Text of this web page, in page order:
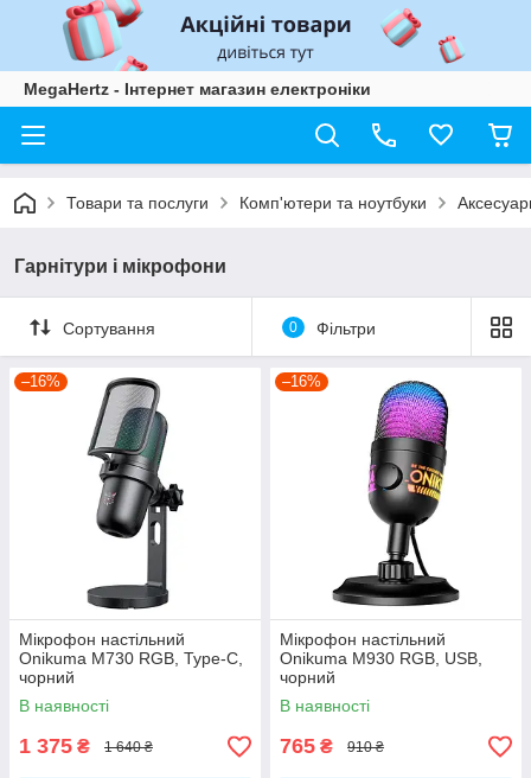
MegaHertz - Інтернет магазин електроніки
Товари та послуги Комп'ютери та ноутбуки
Гарнітури і мікрофони
Сортування 0 Фільтри
–16%
Мікрофон настільний
Onikuma M730 RGB, Type-C,
чорний
В наявності
1 375 ₴ 1 640 ₴
–16%
Мікрофон настільний
Onikuma M930 RGB, USB,
чорний
В наявності
765 ₴ 910 ₴